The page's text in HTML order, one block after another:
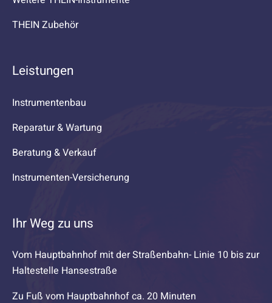
THEIN Zubehör
Leistungen
Instrumentenbau
Reparatur & Wartung
Beratung & Verkauf
Instrumenten-Versicherung
Ihr Weg zu uns
Vom Hauptbahnhof mit der Straßenbahn- Linie 10 bis zur
Haltestelle Hansestraße
Zu Fuß vom Hauptbahnhof ca. 20 Minuten